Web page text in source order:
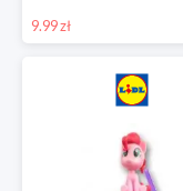
9.99 zł